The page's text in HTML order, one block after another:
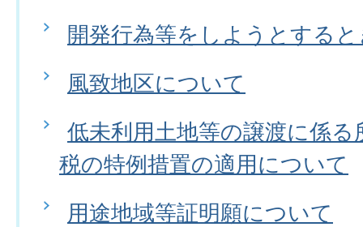
開発行為等をしようとする
風致地区について
低未利用土地等の譲渡に係
税の特例措置の適用について
用途地域等証明願について